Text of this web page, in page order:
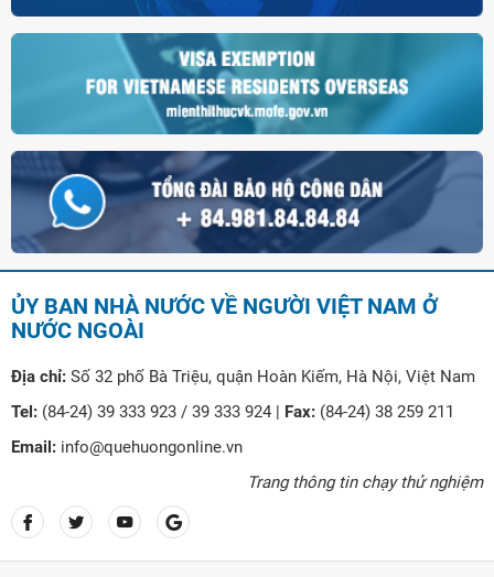
ỦY BAN NHÀ NƯỚC VỀ NGƯỜI VIỆT NAM Ở
NƯỚC NGOÀI
Địa chỉ: Số 32 phố Bà Triệu, quận Hoàn Kiếm, Hà Nội, Việt Nam
Tel: (84-24) 39 333 923 / 39 333 924 | Fax: (84-24) 38 259 211
Email: info@quehuongonline.vn
Trang thông tin chạy thử nghiệm